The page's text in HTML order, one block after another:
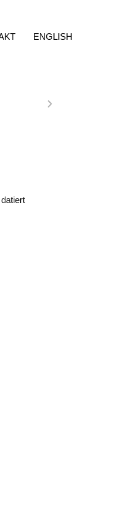
ENGLISH